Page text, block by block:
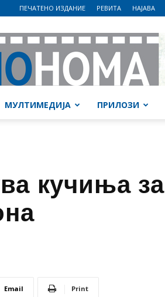
ПЕЧАТЕНО ИЗДАНИЕ РЕВИТА НАЈАВА
МУЛТИМЕДИЈА ПРИЛОЗИ
кучиња за
Email Print